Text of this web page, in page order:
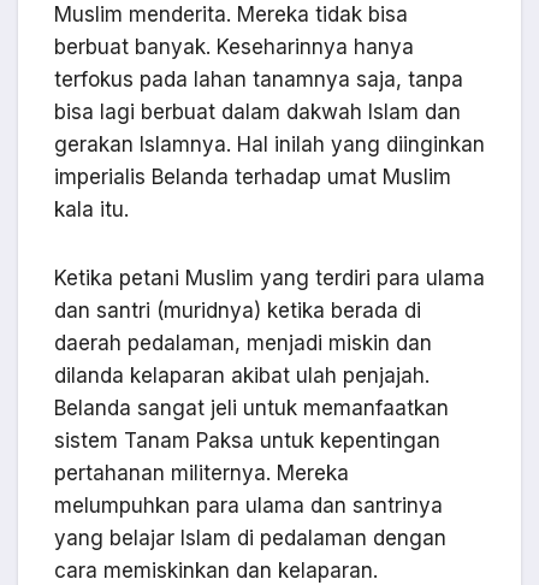
Muslim menderita. Mereka tidak bisa
berbuat banyak. Keseharinnya hanya
terfokus pada lahan tanamnya saja, tanpa
bisa lagi berbuat dalam dakwah Islam dan
gerakan Islamnya. Hal inilah yang diinginkan
imperialis Belanda terhadap umat Muslim
kala itu.
Ketika petani Muslim yang terdiri para ulama
dan santri (muridnya) ketika berada di
daerah pedalaman, menjadi miskin dan
dilanda kelaparan akibat ulah penjajah.
Belanda sangat jeli untuk memanfaatkan
sistem Tanam Paksa untuk kepentingan
pertahanan militernya. Mereka
melumpuhkan para ulama dan santrinya
yang belajar Islam di pedalaman dengan
cara memiskinkan dan kelaparan.